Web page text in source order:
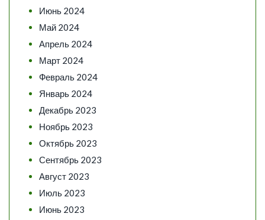
Июнь 2024
Май 2024
Апрель 2024
Март 2024
Февраль 2024
Январь 2024
Декабрь 2023
Ноябрь 2023
Октябрь 2023
Сентябрь 2023
Август 2023
Июль 2023
Июнь 2023